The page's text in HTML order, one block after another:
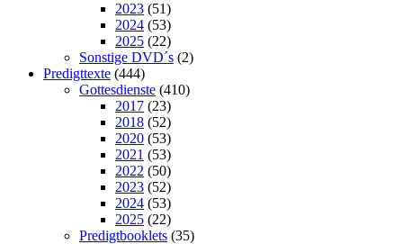
2023 (51)
2024 (53)
2025 (22)
Sonstige DVD´s (2)
Predigttexte (444)
Gottesdienste (410)
2017 (23)
2018 (52)
2020 (53)
2021 (53)
2022 (50)
2023 (52)
2024 (53)
2025 (22)
Predigtbooklets (35)